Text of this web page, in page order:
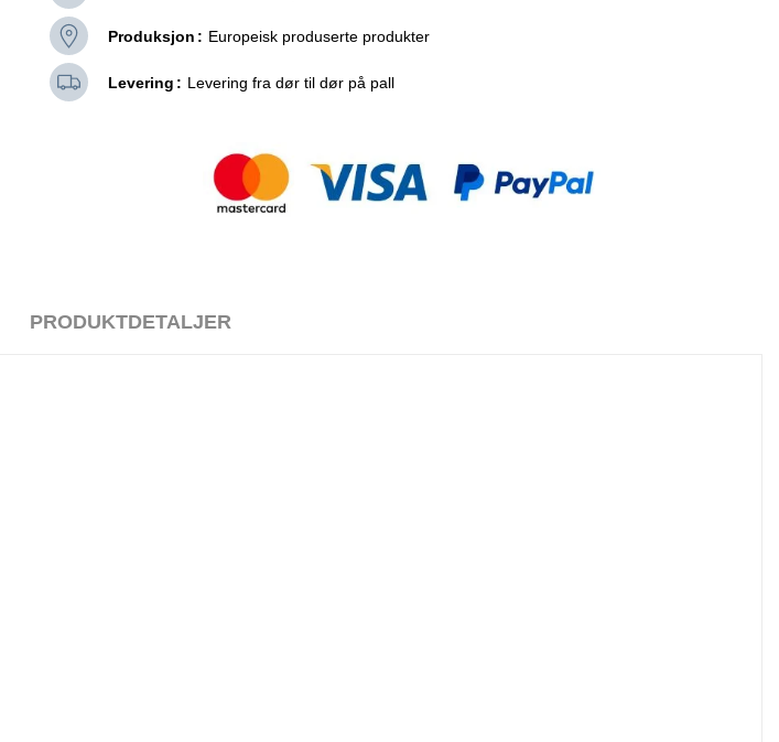
Produksjon Europeisk produserte produkter
Levering Levering fra dør til dør på pall
PRODUKTDETALJER